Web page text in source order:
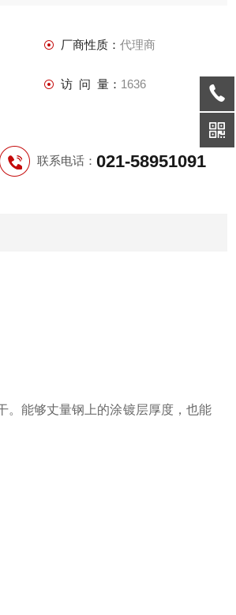
厂商性质： 代理商
访 问 量： 1636
联系电话： 021-58951091
。能够丈量钢上的涂镀层厚度，也能